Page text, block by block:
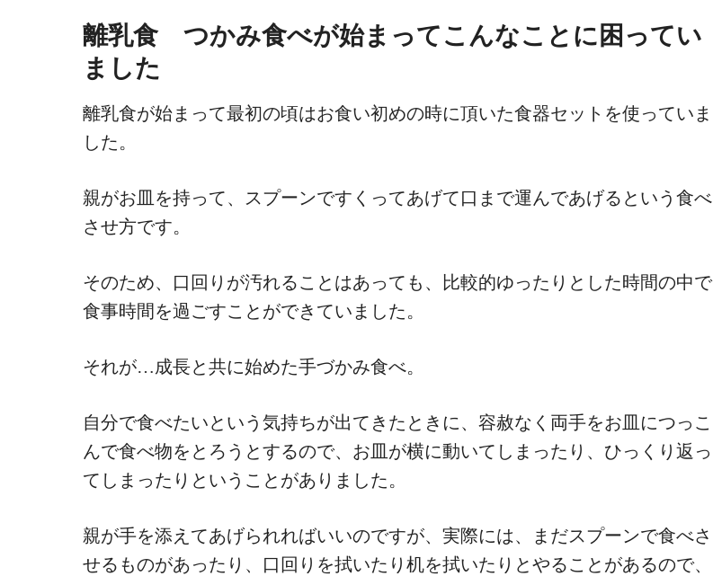
離乳食 つかみ食べが始まってこんなことに困ってい
ました
離乳食が始まって最初の頃はお食い初めの時に頂いた食器セットを使っていま
した。
親がお皿を持って、スプーンですくってあげて口まで運んであげるという食べ
させ方です。
そのため、口回りが汚れることはあっても、比較的ゆったりとした時間の中で
食事時間を過ごすことができていました。
それが…成長と共に始めた手づかみ食べ。
自分で食べたいという気持ちが出てきたときに、容赦なく両手をお皿につっこ
んで食べ物をとろうとするので、お皿が横に動いてしまったり、ひっくり返っ
てしまったりということがありました。
親が手を添えてあげられればいいのですが、実際には、まだスプーンで食べさ
せるものがあったり、口回りを拭いたり机を拭いたりとやることがあるので、